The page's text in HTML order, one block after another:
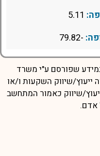
-79.82
שפורסם ע"י משרד
ייעוץ/שיווק השקעות ו/או
שיווק כאמור המתחשב
אדם.